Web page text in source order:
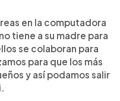
en la computadora
tiene a su madre para
se colaboran para
para que los más
y así podamos salir